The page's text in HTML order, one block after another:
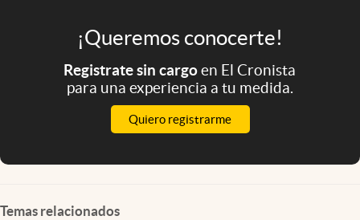
¡Queremos conocerte!
Registrate sin cargoen El Cronista
para una experiencia a tu medida.
Quiero registrarme
Temas relacionados